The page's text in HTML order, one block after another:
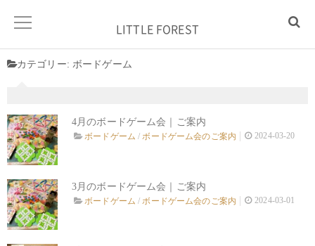
LITTLE FOREST
カテゴリー: ボードゲーム
4月のボードゲーム会｜ご案内
ボードゲーム /ボードゲーム会のご案内 2024-03-20
3月のボードゲーム会｜ご案内
ボードゲーム /ボードゲーム会のご案内 2024-03-01